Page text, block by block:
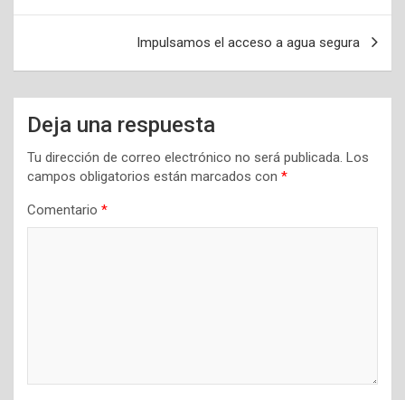
entradas
Impulsamos el acceso a agua segura
Deja una respuesta
Tu dirección de correo electrónico no será publicada. Los
campos obligatorios están marcados con *
Comentario *